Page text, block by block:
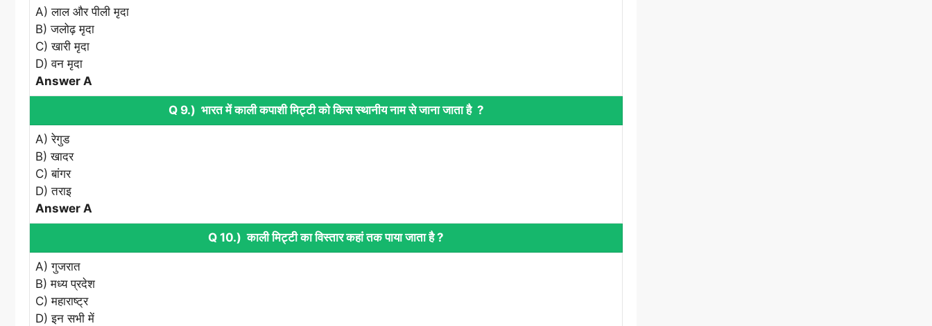
A) लाल और पीली मृदा
B) जलोढ़ मृदा
C) खारी मृदा
D) वन मृदा
Answer A
Q 9.) भारत में काली कपाशी मिट्टी को किस स्थानीय नाम से जाना जाता है ?
A) रेगुड
B) खादर
C) बांगर
D) तराइ
Answer A
Q 10.) काली मिट्टी का विस्तार कहां तक पाया जाता है ?
A) गुजरात
B) मध्य प्रदेश
C) महाराष्ट्र
D) इन सभी में